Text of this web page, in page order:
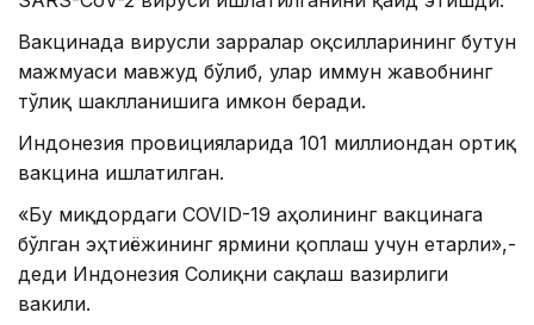
Вакцинада вирусли зарралар оқсилларининг бутун
мажмуаси мавжуд бўлиб, улар иммун жавобнинг
тўлиқ шаклланишига имкон беради.
Индонезия провицияларида 101 миллиондан ортиқ
вакцина ишлатилган.
«Бу миқдордаги COVID-19 аҳолининг вакцинага
бўлган эҳтиёжининг ярмини қоплаш учун етарли»,-
деди Индонезия Соғлиқни сақлаш вазирлиги
вакили.